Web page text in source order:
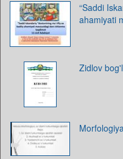
“Saddi
ahamiyati
Zidlov